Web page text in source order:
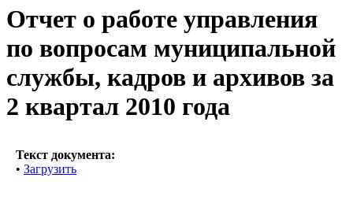
Отчет о работе управления
по вопросам муниципальной
службы, кадров и архивов за
2 квартал 2010 года
Текст документа:
• Загрузить